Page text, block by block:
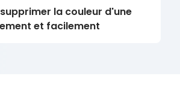
la couleur d'une
et facilement